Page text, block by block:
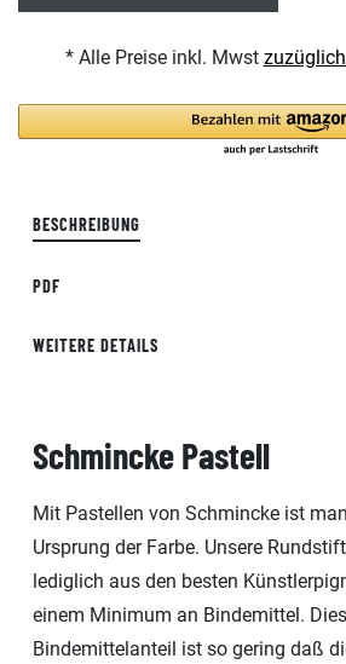
* Alle Preise inkl. Mwst
BESCHREIBUNG
PDF
WEITERE DETAILS
Schmincke Pastell
Mit Pastellen von Schmincke ist
Ursprung der Farbe. Unsere
lediglich aus den besten
einem Minimum an Bindemittel.
Bindemittelanteil ist so gering daß